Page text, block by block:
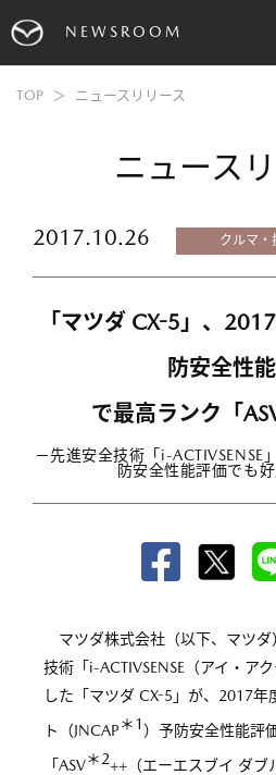
NEWSROOM
TOP ニュースリリース
ニュース
2017.10.26 クルマ・
「マツダ CX-5」、
防安全性
で最高ランク「
－先進安全技術「i-ACTIVSENSE
防安全性能評価でも
マツダ株式会社（以下、マツ
技術「i-ACTIVSENSE（アイ・ア
した「マツダ CX-5」が、2017年
ト（JNCAP＊1）予防安全性能評
「ASV＊2++（エーエスブイ ダブ